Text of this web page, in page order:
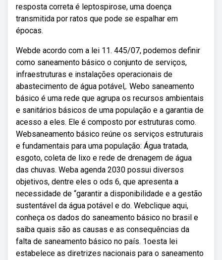
resposta correta é leptospirose, uma doença
transmitida por ratos que pode se espalhar em
épocas.
Webde acordo com a lei 11. 445/07, podemos definir
como saneamento básico o conjunto de serviços,
infraestruturas e instalações operacionais de
abastecimento de água potável,. Webo saneamento
básico é uma rede que agrupa os recursos ambientais
e sanitários básicos de uma população e a garantia de
acesso a eles. Ele é composto por estruturas como.
Websaneamento básico reúne os serviços estruturais
e fundamentais para uma população: Água tratada,
esgoto, coleta de lixo e rede de drenagem de água
das chuvas. Weba agenda 2030 possui diversos
objetivos, dentre eles o ods 6, que apresenta a
necessidade de “garantir a disponibilidade e a gestão
sustentável da água potável e do. Webclique aqui,
conheça os dados do saneamento básico no brasil e
saiba quais são as causas e as consequências da
falta de saneamento básico no país. 1oesta lei
estabelece as diretrizes nacionais para o saneamento